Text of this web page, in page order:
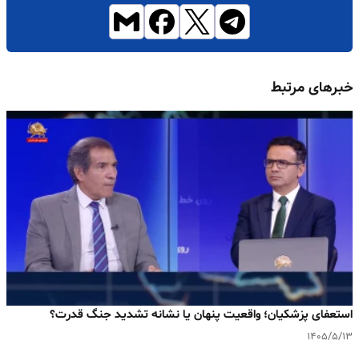
خبرهای مرتبط
استعفای پزشکیان؛ واقعیت پنهان یا نشانه تشدید جنگ قدرت؟
۱۴۰۵/۵/۱۳